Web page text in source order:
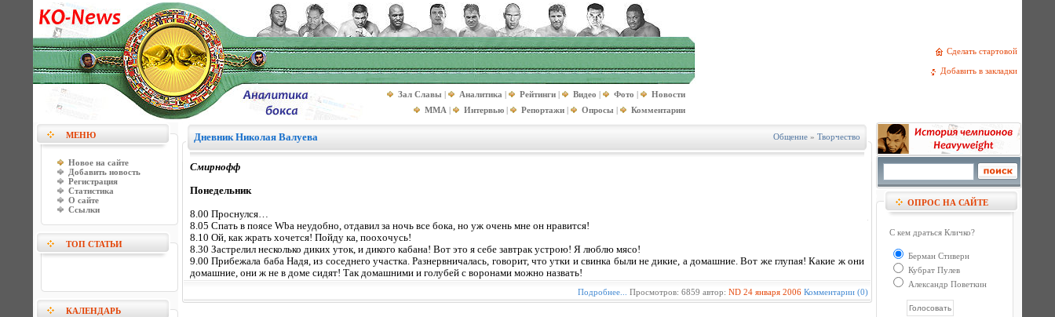
Сделать стартовой
Добавить в закладки
Зал Славы | Аналитика | Рейтинги | Видео | Фото |
Новости
MMA | Интервью | Репортажи | Опросы | Комментарии
МЕНЮ
Новое на сайте
Добавить новость
Регистрация
Статистика
О сайте
Ссылки
ТОП СТАТЬИ
КАЛЕНДАРЬ
Дневник Николая Валуева Общение » Творчество
Смирнофф
Понедельник
8.00 Проснулся…
8.05 Спать в поясе Wba неудобно, отдавил за ночь все бока, но уж очень мне он нравится!
8.10 Ой, как жрать хочется! Пойду ка, поохочусь!
8.30 Застрелил несколько диких уток, и дикого кабана! Вот это я себе завтрак устрою! Я люблю мясо!
9.00 Прибежала баба Надя, из соседнего участка. Разнервничалась, говорит, что утки и свинка были не дикие, а домашние. Вот же глупая! Какие ж они
домашние, они ж не в доме сидят! Так домашними и голубей с воронами можно назвать!
Подробнее... Просмотров: 6859 автор: ND 24 января 2006 Комментарии (0)
ОПРОС НА САЙТЕ
С кем драться Кличко?
Берман Стиверн
Кубрат Пулев
Александр Поветкин